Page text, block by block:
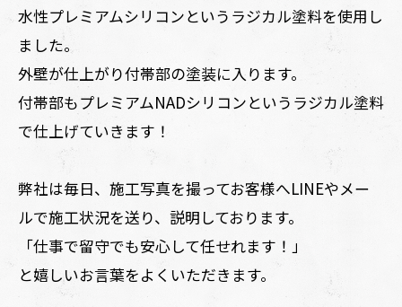
水性プレミアムシリコンというラジカル塗料を使用し
ました。
外壁が仕上がり付帯部の塗装に入ります。
付帯部もプレミアムNADシリコンというラジカル塗料
で仕上げていきます！
弊社は毎日、施工写真を撮ってお客様へLINEやメー
ルで施工状況を送り、説明しております。
「仕事で留守でも安心して任せれます！」
と嬉しいお言葉をよくいただきます。